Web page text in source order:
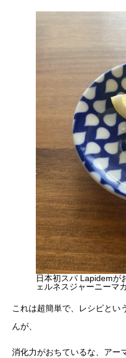
日本初スパ Lapidemが
ェルネスジャーニーマ
これは超簡単で、レシピとい
んが、
消化力がおちているな、アー